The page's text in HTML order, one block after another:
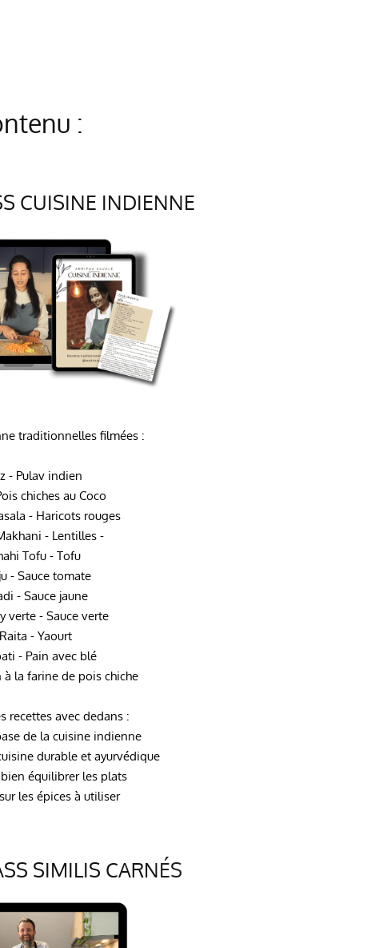
:
CUISINE INDIENNE
traditionnelles filmées :
- Pulav indien
chiches au Coco
- Haricots rouges
- Lentilles -
Tofu - Tofu
- Sauce tomate
- Sauce jaune
verte - Sauce verte
- Yaourt
- Pain avec blé
à la farine de pois chiche
recettes avec dedans :
de la cuisine indienne
durable et ayurvédique
équilibrer les plats
les épices à utiliser
SIMILIS CARNÉS